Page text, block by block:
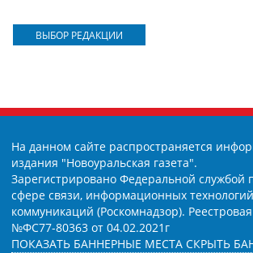
ВЫБОР РЕДАКЦИИ
На данном сайте распространяется
издания "Новоуральская газета".
Зарегистрировано Федеральной службой
сфере связи, информационных
коммуникаций (Роскомнадзор).
№ФС77-80363 от 04.02.2021г
ПОКАЗАТЬ БАННЕРНЫЕ МЕСТА СКРЫТЬ